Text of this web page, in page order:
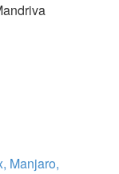
Manjaro,